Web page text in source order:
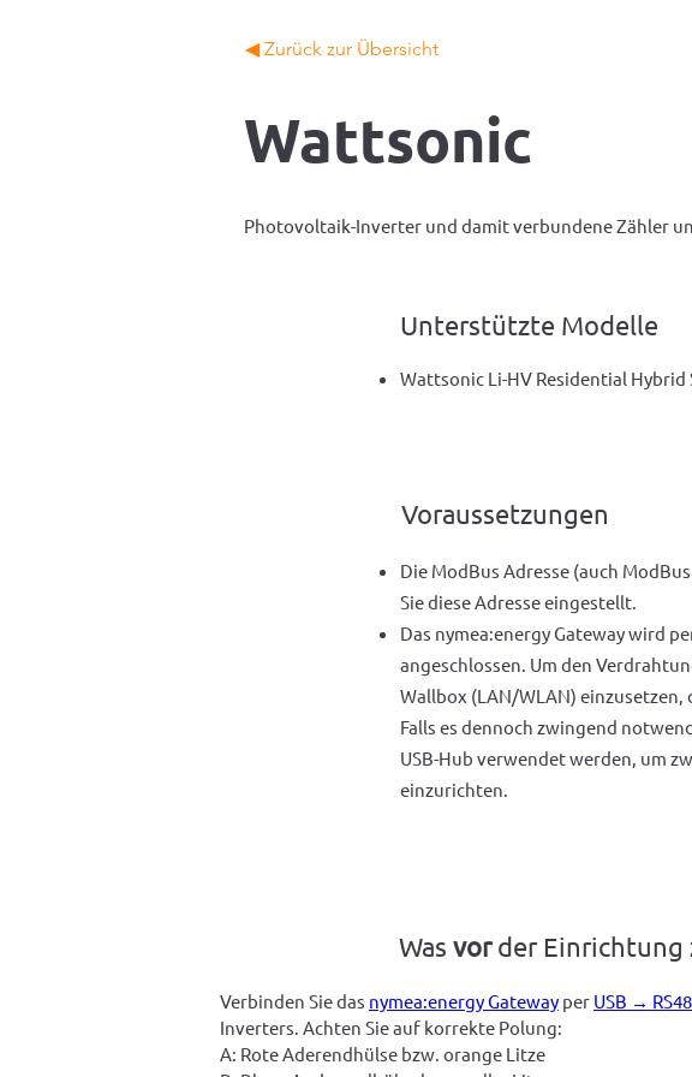
◀ Zurück zur Übersicht
Wattsonic
Photovoltaik-Inverter und damit verbundene Zähler
Unterstützte Modelle
Wattsonic Li-HV Residential Hybrid
Voraussetzungen
Die ModBus Adresse (auch
Sie diese Adresse eingestellt.
Das nymea:energy Gateway wird
angeschlossen. Um den
Wallbox (LAN/WLAN) einzusetzen,
Falls es dennoch zwingend
USB-Hub verwendet werden, um
einzurichten.
Was vorder Einrichtung
Verbinden Sie das nymea:energy Gateway per USB →
Inverters. Achten Sie auf korrekte Polung:
A: Rote Aderendhülse bzw. orange Litze